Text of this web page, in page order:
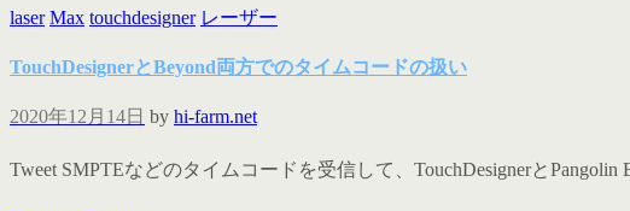
laser Max touchdesigner レーザー
TouchDesignerとBeyond両方でのタイムコードの扱い
2020年12月14日 by hi-farm.net
Tweet SMPTEなどのタイムコードを受信して、TouchDesignerと